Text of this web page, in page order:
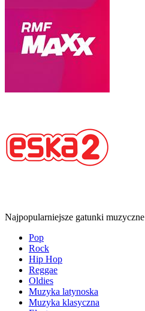
Najpopularniejsze gatunki muzyczne
Pop
Rock
Hip Hop
Reggae
Oldies
Muzyka latynoska
Muzyka klasyczna